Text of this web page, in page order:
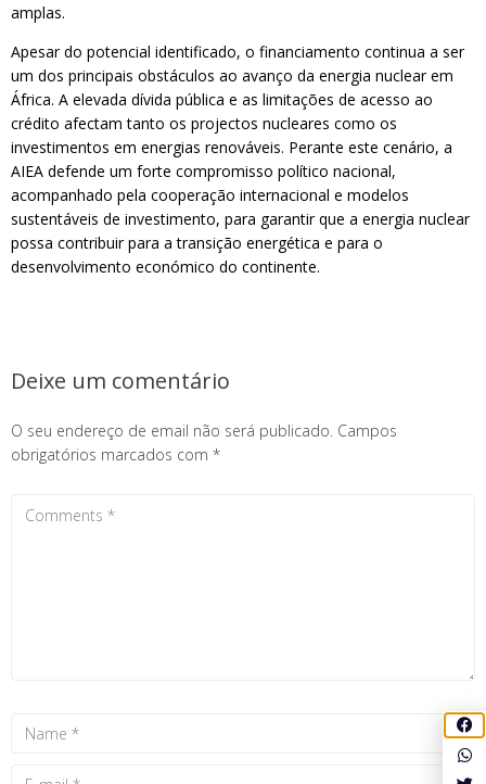
amplas.
Apesar do potencial identificado, o financiamento continua a ser
um dos principais obstáculos ao avanço da energia nuclear em
África. A elevada dívida pública e as limitações de acesso ao
crédito afectam tanto os projectos nucleares como os
investimentos em energias renováveis. Perante este cenário, a
AIEA defende um forte compromisso político nacional,
acompanhado pela cooperação internacional e modelos
sustentáveis ​​de investimento, para garantir que a energia nuclear
possa contribuir para a transição energética e para o
desenvolvimento económico do continente.
Deixe um comentário
O seu endereço de email não será publicado. Campos
obrigatórios marcados com *